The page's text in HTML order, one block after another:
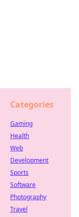
Categories
Gaming
Health
Web
Development
Sports
Software
Photography
Travel